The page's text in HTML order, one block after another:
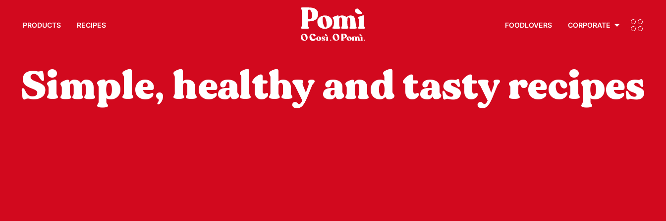
PRODUCTS RECIPES FOODLOVERS CORPORATE
Simple, healthy and tasty recipes